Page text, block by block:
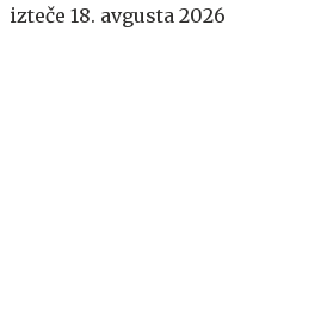
izteče 18. avgusta 2026